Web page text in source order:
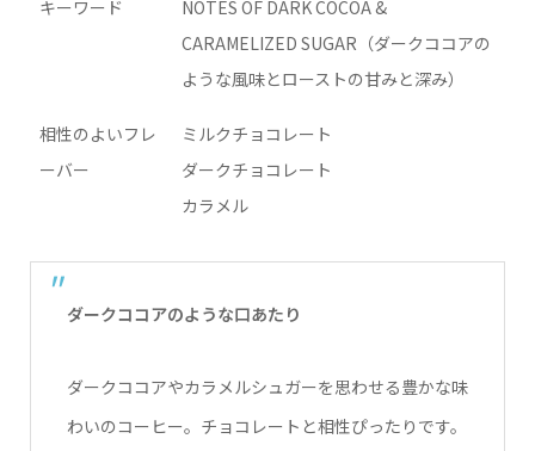
キーワード
NOTES OF DARK COCOA &
CARAMELIZED SUGAR（ダークココアの
ような風味とローストの甘みと深み）
相性のよいフレ
ーバー
ミルクチョコレート
ダークチョコレート
カラメル
ダークココアのような口あたり
ダークココアやカラメルシュガーを思わせる豊かな味
わいのコーヒー。チョコレートと相性ぴったりです。